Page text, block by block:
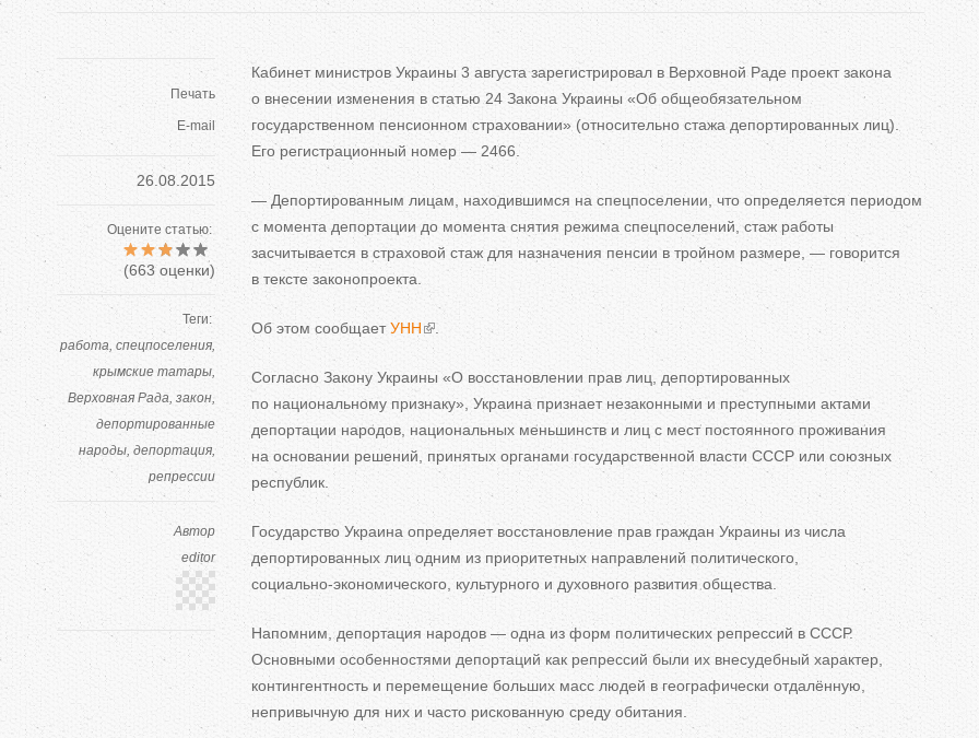
Печать
E-mail
26.08.2015
Оцените статью:
(663оценки)
Теги:
работа спецпоселения
крымские татары
Верховная Рада закон
депортированные
народы депортация
репрессии
Автор
editor
Кабинет министров Украины 3 августа зарегистрировал в Верховной Раде проект закона
о внесении изменения в статью 24 Закона Украины «Об общеобязательном
государственном пенсионном страховании» (относительно стажа депортированных лиц).
Его регистрационный номер — 2466.
— Депортированным лицам, находившимся на спецпоселении, что определяется периодом
с момента депортации до момента снятия режима спецпоселений, стаж работы
засчитывается в страховой стаж для назначения пенсии в тройном размере, — говорится
в тексте законопроекта.
Об этом сообщаетУНН
Согласно Закону Украины «О восстановлении прав лиц, депортированных
по национальному признаку» , Украина признает незаконными и преступными актами
депортации народов, национальных меньшинств и лиц с мест постоянного проживания
на основании решений, принятых органами государственной власти СССР или союзных
республик.
Государство Украина определяет восстановление прав граждан Украины из числа
депортированных лиц одним из приоритетных направлений политического,
социально-экономического , культурного и духовного развития общества.
Напомним, депортация народов — одна из форм политических репрессий в СССР.
Основными особенностями депортаций как репрессий были их внесудебный характер,
контингентность и перемещение больших масс людей в географически отдалённую,
непривычную для них и часто рискованную среду обитания.
ь
е
а
к